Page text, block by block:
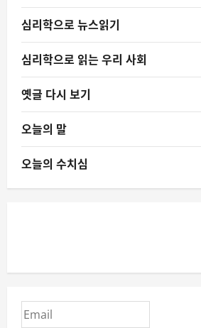
심리학으로 뉴스읽기
심리학으로 읽는 우리 사회
옛글 다시 보기
오늘의 말
오늘의 수치심